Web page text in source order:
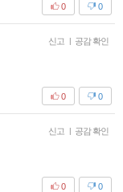
0
0
신고 | 공감 확인
0
0
신고 | 공감 확인
0
0